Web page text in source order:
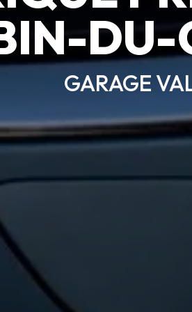
DU-
GARAGE